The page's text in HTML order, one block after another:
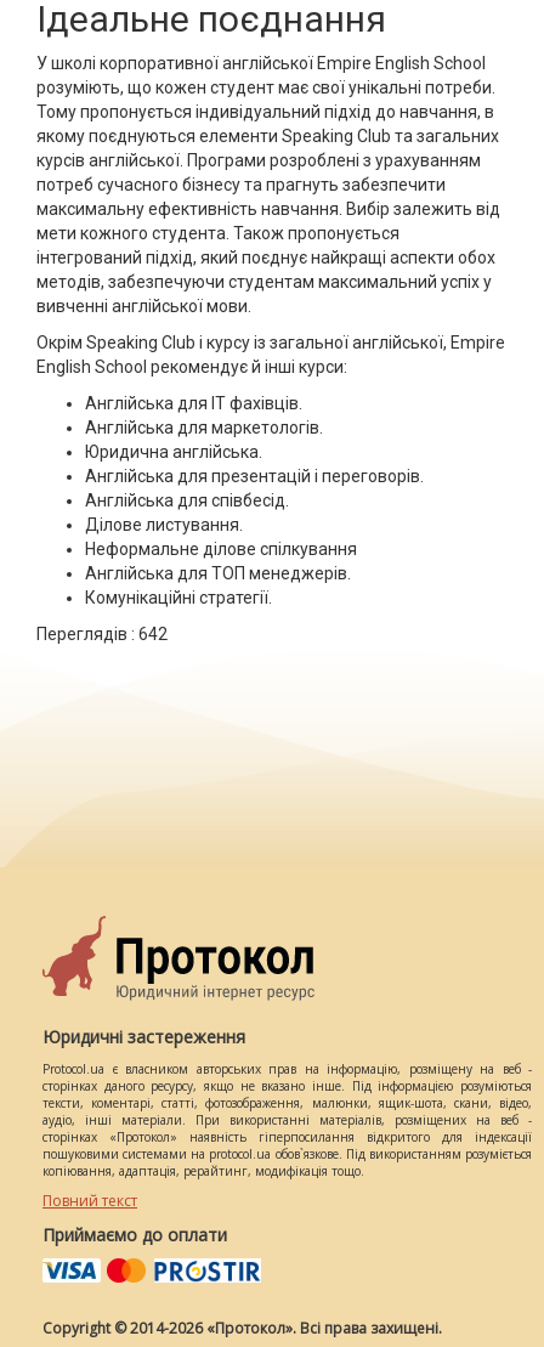
Ідеальне поєднання
У школі корпоративної англійської Empire English School
розуміють, що кожен студент має свої унікальні потреби.
Тому пропонується індивідуальний підхід до навчання, в
якому поєднуються елементи Speaking Club та загальних
курсів англійської. Програми розроблені з урахуванням
потреб сучасного бізнесу та прагнуть забезпечити
максимальну ефективність навчання. Вибір залежить від
мети кожного студента. Також пропонується
інтегрований підхід, який поєднує найкращі аспекти обох
методів, забезпечуючи студентам максимальний успіх у
вивченні англійської мови.
Окрім Speaking Club і курсу із загальної англійської, Empire
English School рекомендує й інші курси:
Англійська для IT фахівців.
Англійська для маркетологів.
Юридична англійська.
Англійська для презентацій і переговорів.
Англійська для співбесід.
Ділове листування.
Неформальне ділове спілкування
Англійська для ТОП менеджерів.
Комунікаційні стратегії.
Переглядів : 642
Юридичні застереження
Protocol.ua є власником авторських прав на інформацію, розміщену на веб -
сторінках даного ресурсу, якщо не вказано інше. Під інформацією розуміються
тексти, коментарі, статті, фотозображення, малюнки, ящик-шота, скани, відео,
аудіо, інші матеріали. При використанні матеріалів, розміщених на веб -
сторінках «Протокол» наявність гіперпосилання відкритого для індексації
пошуковими системами на protocol.ua обов`язкове. Під використанням розуміється
копіювання, адаптація, рерайтинг, модифікація тощо.
Повний текст
Приймаємо до оплати
Copyright © 2014-2026 «Протокол». Всі права захищені.